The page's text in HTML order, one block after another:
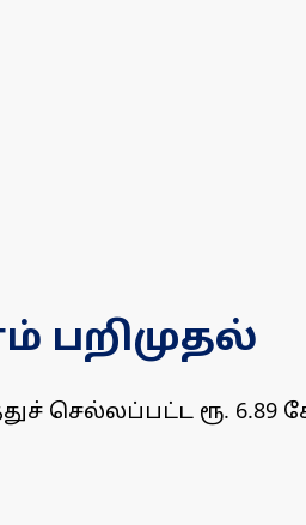
பறிமுதல்
செல்லப்பட்ட ரூ. 6.89